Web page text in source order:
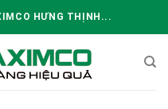
HƯNG THỊNH...